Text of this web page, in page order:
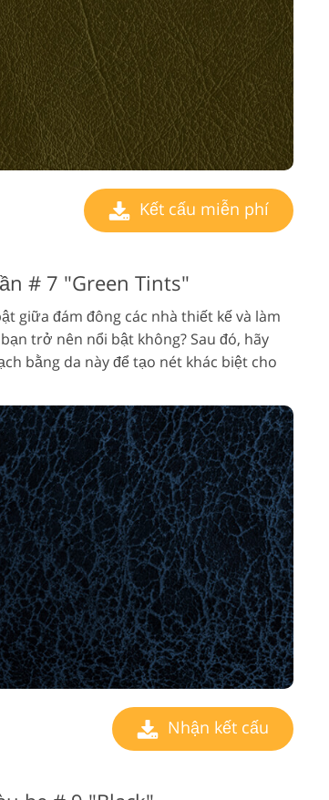
Kết cấu miễn phí
# 7 "Green Tints"
giữa đám đông các nhà thiết kế và làm
trở nên nổi bật không? Sau đó, hãy
bằng da này để tạo nét khác biệt cho
Nhận kết cấu